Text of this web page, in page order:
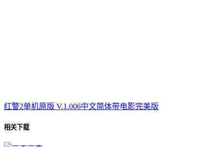
红警2单机原版 V.1.006中文简体带电影完美版
相关下载